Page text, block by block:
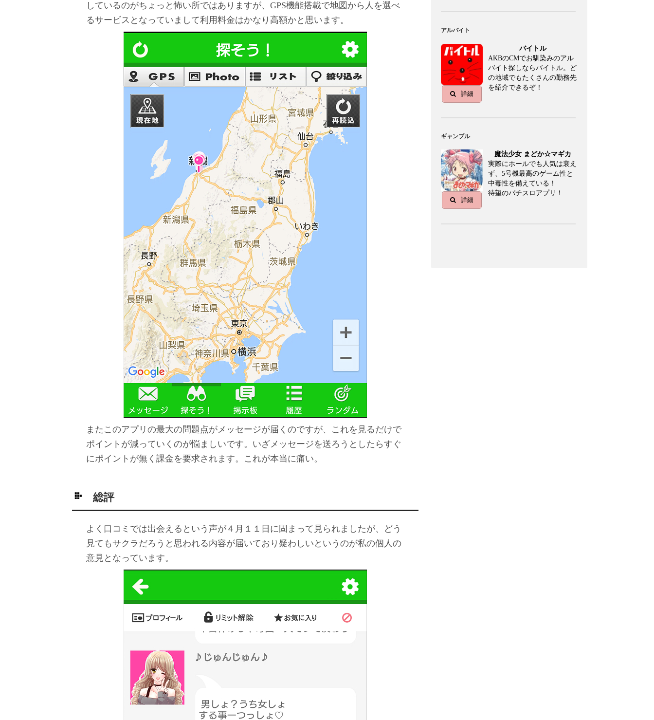
しているのがちょっと怖い所ではありますが、GPS機能搭載で地図から人を選べ
るサービスとなっていまして利用料金はかなり高額かと思います。
またこのアプリの最大の問題点がメッセージが届くのですが、これを見るだけで
ポイントが減っていくのが悩ましいです。いざメッセージを送ろうとしたらすぐ
にポイントが無く課金を要求されます。これが本当に痛い。
総評
よく口コミでは出会えるという声が４月１１日に固まって見られましたが、どう
見てもサクラだろうと思われる内容が届いており疑わしいというのが私の個人の
意見となっています。
アルバイト
詳細
バイトル
AKBのCMでお馴染みのアル
バイト探しならバイトル。ど
の地域でもたくさんの勤務先
を紹介できるぞ！
ギャンブル
詳細
魔法少女 まどか☆マギカ
実際にホールでも人気は衰え
ず、5号機最高のゲーム性と
中毒性を備えている！
待望のパチスロアプリ！